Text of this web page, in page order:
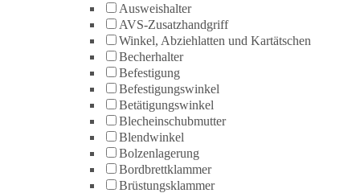
Ausweishalter
AVS-Zusatzhandgriff
Winkel, Abziehlatten und Kartätschen
Becherhalter
Befestigung
Befestigungswinkel
Betätigungswinkel
Blecheinschubmutter
Blendwinkel
Bolzenlagerung
Bordbrettklammer
Brüstungsklammer